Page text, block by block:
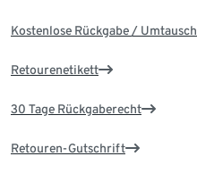
Kostenlose Rückgabe / Umtausch
Retourenetikett
30 Tage Rückgaberecht
Retouren-Gutschrift